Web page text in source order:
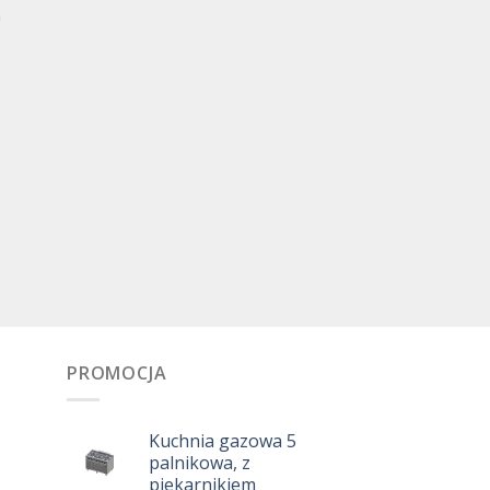
PROMOCJA
Kuchnia gazowa 5
palnikowa, z
piekarnikiem